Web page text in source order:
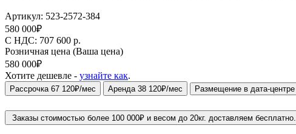
Артикул: 523-2572-384
580 000₽
C НДС: 707 600 р.
Розничная цена (Ваша цена)
580 000₽
Хотите дешевле - узнайте как.
Рассрочка 67 120₽/мес Аренда 38 120₽/мес Размещение в дата-центре
Заказы стоимостью более 100 000₽ и весом до 20кг. доставляем бесплатно.